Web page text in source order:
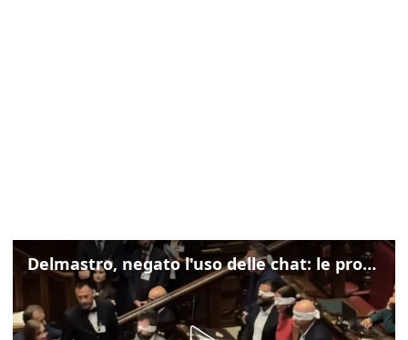
Delmastro, negato l'uso delle chat: le proteste di Avs e M5s